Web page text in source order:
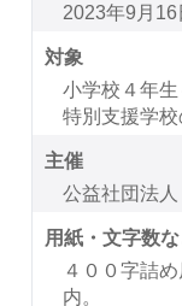
2023年9月16
対象
小学校４年
特別支援学
主催
公益社団法
用紙・文字数
４００字詰
内。